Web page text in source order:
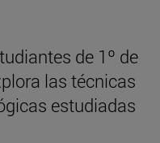
de 1º de
las técnicas
estudiadas